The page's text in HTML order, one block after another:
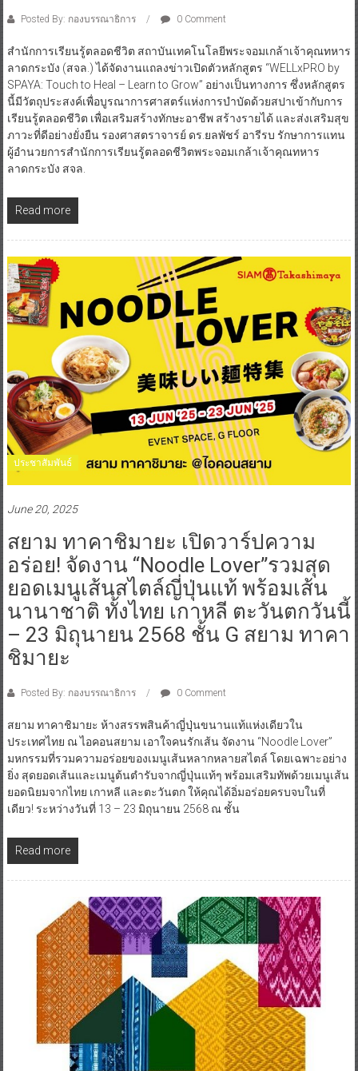
Posted By: กองบรรณาธิการ 0 Comment
สำนักการเรียนรู้ตลอดชีวิต สถาบันเทคโนโลยีพระจอมเกล้าเจ้าคุณทหาร
ลาดกระบัง (สจล.) ได้จัดงานแถลงข่าวเปิดตัวหลักสูตร “WELLxPRO by
SPAYA: Touch to Heal – Learn to Grow” อย่างเป็นทางการ ซึ่งหลักสูตร
นี้มีวัตถุประสงค์เพื่อบูรณาการศาสตร์แห่งการบำบัดด้วยสปาเข้ากับการ
เรียนรู้ตลอดชีวิต เพื่อเสริมสร้างทักษะอาชีพ สร้างรายได้ และส่งเสริมสุข
ภาวะที่ดีอย่างยั่งยืน รองศาสตราจารย์ ดร.ยลพัชร์ อารีรบ รักษาการแทน
ผู้อำนวยการสำนักการเรียนรู้ตลอดชีวิตพระจอมเกล้าเจ้าคุณทหาร
ลาดกระบัง สจล.
Read more
ประชาสัมพันธ์
June 20, 2025
สยาม ทาคาชิมายะ เปิดวาร์ปความ
อร่อย! จัดงาน “Noodle Lover”รวมสุด
ยอดเมนูเส้นสไตล์ญี่ปุ่นแท้ พร้อมเส้น
นานาชาติ ทั้งไทย เกาหลี ตะวันตกวันนี้
– 23 มิถุนายน 2568 ชั้น G สยาม ทาคา
ชิมายะ
Posted By: กองบรรณาธิการ 0 Comment
สยาม ทาคาชิมายะ ห้างสรรพสินค้าญี่ปุ่นขนานแท้แห่งเดียวใน
ประเทศไทย ณ ไอคอนสยาม เอาใจคนรักเส้น จัดงาน “Noodle Lover”
มหกรรมที่รวมความอร่อยของเมนูเส้นหลากหลายสไตล์ โดยเฉพาะอย่าง
ยิ่ง สุดยอดเส้นและเมนูต้นตำรับจากญี่ปุ่นแท้ๆ พร้อมเสริมทัพด้วยเมนูเส้น
ยอดนิยมจากไทย เกาหลี และตะวันตก ให้คุณได้อิ่มอร่อยครบจบในที่
เดียว! ระหว่างวันที่ 13 – 23 มิถุนายน 2568 ณ ชั้น
Read more